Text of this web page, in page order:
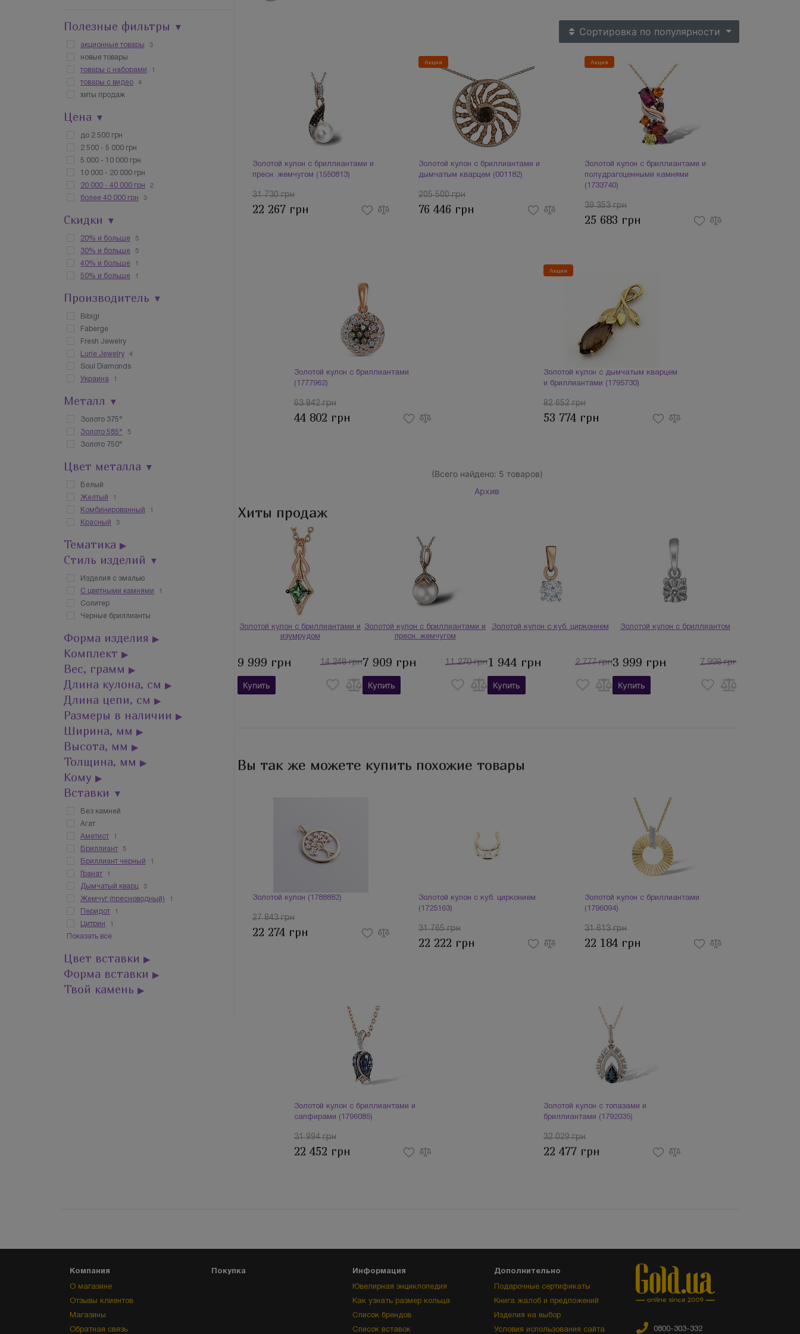
Полезные фильтры ▼
акционные товары 3
новые товары
товары с наборами
1
товары с видео 4
хиты продаж
Цена ▼
до 2 500 грн
2 500 - 5 000 грн
5 000 - 10 000 грн
10 000 - 20 000 грн
20 000 - 40 000 грн
2
более 40 000 грн 3
Скидки ▼
20% и больше 5
30% и больше 5
40% и больше 1
50% и больше 1
Производитель ▼
Bibigi
Faberge
Fresh Jewelry
Lurie Jewelry
4
Soul Diamonds
Украина
1
Металл ▼
Золото 375°
Золото 585°
5
Золото 750°
Цвет металла ▼
Белый
Желтый
1
Комбинированный 1
Красный 3
Тематика ▶
Стиль изделий ▼
Изделия с эмалью
С цветными камнями
1
Солитер
Черные бриллианты
Форма изделия ▶
Комплект ▶
Вес, грамм ▶
Длина кулона, см ▶
Длина цепи, см ▶
Размеры в наличии ▶
Ширина, мм ▶
Высота, мм ▶
Толщина, мм ▶
Кому ▶
Вставки ▼
Без камней
Агат
Аметист
1
Бриллиант 5
Бриллиант черный 1
Гранат 1
Дымчатый кварц 3
Жемчуг (пресноводный) 1
Перидот 1
Цитрин 1
Показать все
Цвет вставки ▶
Форма вставки ▶
Твой камень ▶
Сортировка по популярности
Золотой кулон с бриллиантами и
пресн. жемчугом (1550813)
31 730 грн
22 267 грн
Акция
Золотой кулон с бриллиантами и
дымчатым кварцем (001182)
205 500 грн
76 446 грн
Акция
Золотой кулон с бриллиантами и
полудрагоценными камнями
(1733740)
39 353 грн
25 683 грн
Золотой кулон с бриллиантами
(1777962)
63 842 грн
44 802 грн
Акция
Золотой кулон с дымчатым кварцем
и бриллиантами (1795730)
82 652 грн
53 774 грн
(Всего найдено: 5 товаров)
Архив
Хиты продаж
Золотой кулон с бриллиантами и
изумрудом
9 999 грн 14 248 грн
Купить
Золотой кулон с бриллиантами и
пресн. жемчугом
7 909 грн 11 270 грн
Купить
Золотой кулон с куб. цирконием
1 944 грн 2 777 грн
Купить
Золотой кулон с бриллиантом
3 999 грн 7 998 грн
Купить
Вы так же можете купить похожие товары
Золотой кулон (1788882)
27 843 грн
22 274 грн
Золотой кулон с куб. цирконием
(1725163)
31 765 грн
22 222 грн
Золотой кулон с бриллиантами
(1796094)
31 613 грн
22 184 грн
Золотой кулон с бриллиантами и
сапфирами (1796085)
31 994 грн
22 452 грн
Золотой кулон с топазами и
бриллиантами (1792035)
32 029 грн
22 477 грн
Компания
О магазине
Отзывы клиентов
Магазины
Обратная связь
Покупка Информация
Ювелирная энциклопедия
Как узнать размер кольца
Список брендов
Список вставок
Дополнительно
Подарочные сертификаты
Книга жалоб и предложений
Изделия на выбор
Условия использования сайта
0800-303-332